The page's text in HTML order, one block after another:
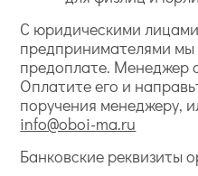
С юридическими
предпринимателями
предоплате. Менеджер
Оплатите его и
поручения менеджеру,
info@oboi-ma.ru
Банковские реквизиты